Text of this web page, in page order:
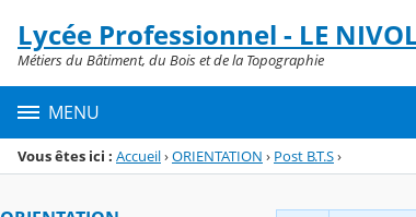
Menu de la rubrique
Contenu
Lycée Professionnel - LE
Métiers du Bâtiment, du Bois et de la Topographie
MENU
Vous êtes ici : Accueil›ORIENTATION › Post B.T.S›